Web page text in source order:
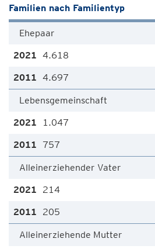
Familien nach Familientyp
Ehepaar
4.618
4.697
Lebensgemeinschaft
1.047
757
Alleinerziehender Vater
214
205
Alleinerziehende Mutter